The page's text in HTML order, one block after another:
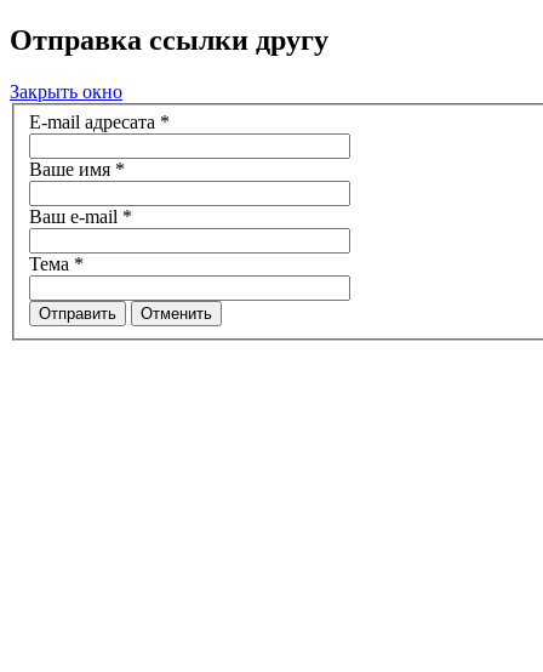
Отправка ссылки другу
Закрыть окно
E-mail адресата *
Ваше имя *
Ваш e-mail *
Тема *
Отправить Отменить